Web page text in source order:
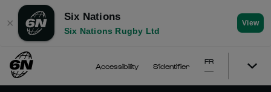
✕
Six Nations
Six Nations Rugby Ltd
View
Accessibility S'identifier
FR